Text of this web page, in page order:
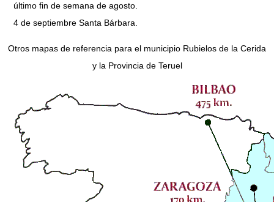
último fin de semana de agosto.
4 de septiembre Santa Bárbara.
Otros mapas de referencia para el municipio Rubielos de la Cerida
y la Provincia de Teruel